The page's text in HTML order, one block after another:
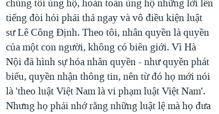
chúng tôi ủng hộ, hoàn toàn ủng hộ những lời lên
tiếng đòi hỏi phải thả ngay và vô điều kiện luật
sư Lê Công Định. Theo tôi, nhân quyền là quyền
của một con người, không có biên giới. Vì Hà
Nội đã hình sự hóa nhân quyền - như quyền phát
biểu, quyền nhận thông tin, nên từ đó họ mới nói
là 'theo luật Việt Nam là vi phạm luật Việt Nam'.
Nhưng họ phải nhớ rằng những luật lệ mà họ đưa